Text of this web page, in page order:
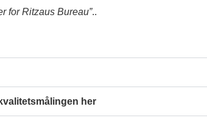
for Ritzaus Bureau”..
her